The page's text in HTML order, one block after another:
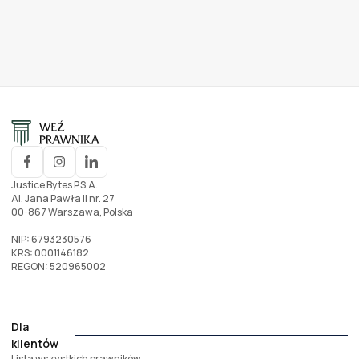
Justice Bytes P.S.A.
Al. Jana Pawła II nr. 27
00-867 Warszawa, Polska
NIP: 6793230576
KRS: 0001146182
REGON: 520965002
Dla
klientów